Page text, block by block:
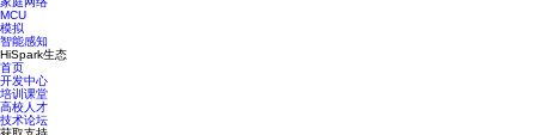
MCU
模拟
智能感知
HiSpark生态
首页
开发中心
培训课堂
高校人才
技术论坛